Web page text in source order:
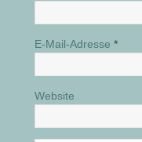
E-Mail-Adresse *
Website